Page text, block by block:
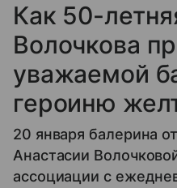
Как 50-
Волочкова
уважаемой
героиню
20 января балерина
Анастасии
ассоциации с